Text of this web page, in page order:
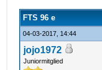
FTS 96 e
04-03-2017, 14:44
jojo1972
Juniormitglied